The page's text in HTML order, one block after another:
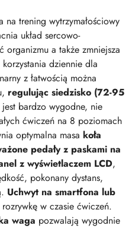
na trening wytrzymałościowy
układ sercowo-
organizmu a także zmniejsza
dziennie dla
z łatwością można
regulując siedzisko (72-95
jest bardzo wygodne, nie
ćwiczeń na 8 poziomach
optymalna masa koła
pedały z paskami na
z wyświetlaczem LCD,
pokonany dystans,
Uchwyt na smartfona lub
w czasie ćwiczeń.
waga pozwalają wygodnie